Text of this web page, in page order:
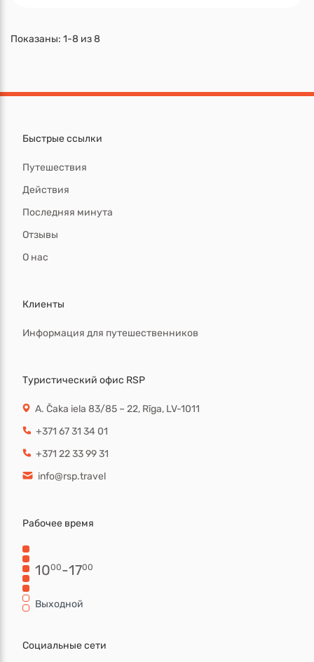
Показаны: 1-8 из8
Быстрые ссылки
Путешествия
Действия
Последняя минута
Отзывы
О нас
Клиенты
Информация для путешественников
Туристический офис RSP
A. Čaka iela 83/85 – 22, Rīga, LV-1011
+371 67 31 34 01
+371 22 33 99 31
info@rsp.travel
Рабочее время
1000-1700
Выходной
Социальные сети